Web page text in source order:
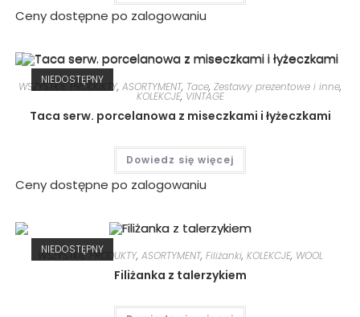
Ceny dostępne po zalogowaniu
NIEDOSTĘPNY
WSZYSTKIE PRODUKTY, ASORTYMENT, Tace, Zestawy prezentowe i inne,
KOLEKCJE, VINTAGE
Taca serw. porcelanowa z miseczkami i łyżeczkami
Dowiedz się więcej
Ceny dostępne po zalogowaniu
NIEDOSTĘPNY
WSZYSTKIE PRODUKTY, ASORTYMENT, Filiżanki, KOLEKCJE, WOOL
Filiżanka z talerzykiem